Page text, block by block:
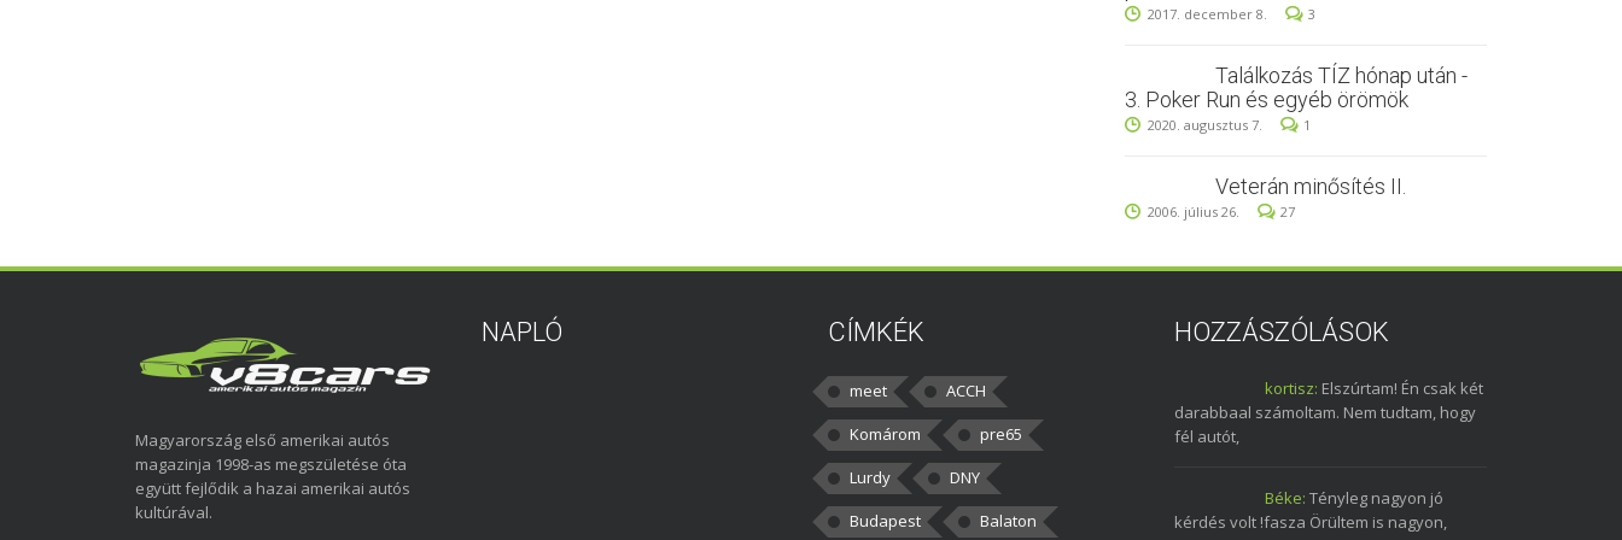
2017. december 8. 3
Találkozás TÍZ hónap után -
3. Poker Run és egyéb örömök
2020. augusztus 7. 1
Veterán minősítés II.
2006. július 26. 27
Magyarország első amerikai autós
magazinja 1998-as megszületése óta
együtt fejlődik a hazai amerikai autós
kultúrával.
NAPLÓ CÍMKÉK
meet
ACCH
Komárom
pre65
Lurdy
DNY
Budapest
Balaton
HOZZÁSZÓLÁSOK
kortisz: Elszúrtam! Én csak két
darabbaal számoltam. Nem tudtam, hogy
fél autót,
Béke: Tényleg nagyon jó
kérdés volt !fasza Örültem is nagyon,